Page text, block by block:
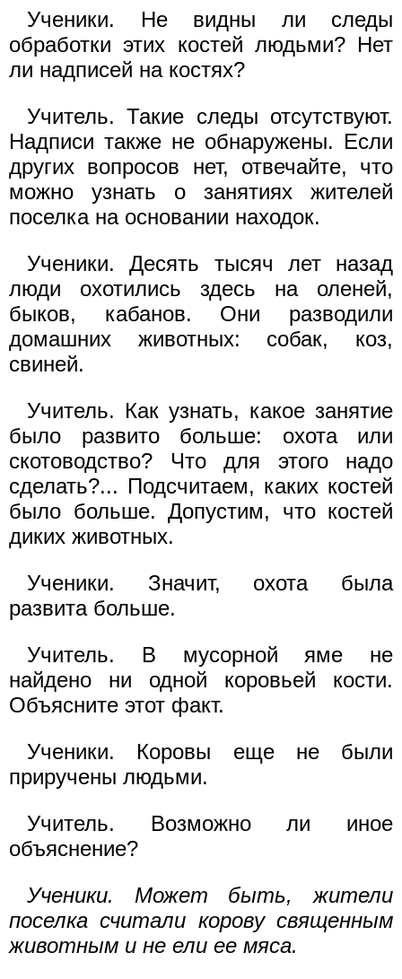
Ученики. Не видны ли следы
обработки этих костей людьми? Нет
ли надписей на костях?
Учитель. Такие следы отсутствуют.
Надписи также не обнаружены. Если
других вопросов нет, отвечайте, что
можно узнать о занятиях жителей
поселка на основании находок.
Ученики. Десять тысяч лет назад
люди охотились здесь на оленей,
быков, кабанов. Они разводили
домашних животных: собак, коз,
свиней.
Учитель. Как узнать, какое занятие
было развито больше: охота или
скотоводство? Что для этого надо
сделать?... Подсчитаем, каких костей
было больше. Допустим, что костей
диких животных.
Ученики. Значит, охота была
развита больше.
Учитель. В мусорной яме не
найдено ни одной коровьей кости.
Объясните этот факт.
Ученики. Коровы еще не были
приручены людьми.
Учитель. Возможно ли иное
объяснение?
Ученики. Может быть, жители
поселка считали корову священным
животным и не ели ее мяса.